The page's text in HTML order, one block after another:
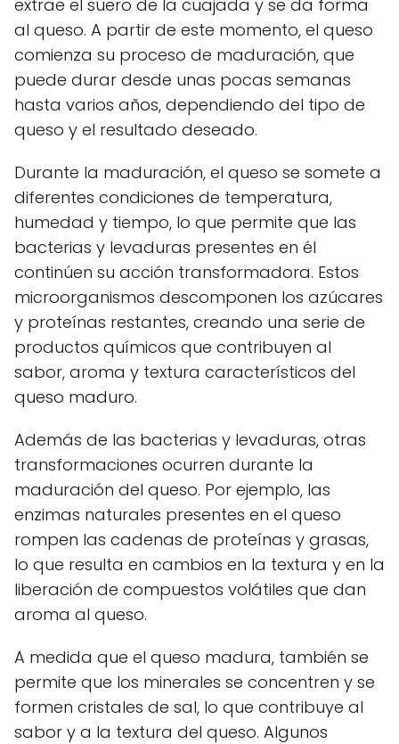
extrae el suero de la cuajada y se da forma
al queso. A partir de este momento, el queso
comienza su proceso de maduración, que
puede durar desde unas pocas semanas
hasta varios años, dependiendo del tipo de
queso y el resultado deseado.
Durante la maduración, el queso se somete a
diferentes condiciones de temperatura,
humedad y tiempo, lo que permite que las
bacterias y levaduras presentes en él
continúen su acción transformadora. Estos
microorganismos descomponen los azúcares
y proteínas restantes, creando una serie de
productos químicos que contribuyen al
sabor, aroma y textura característicos del
queso maduro.
Además de las bacterias y levaduras, otras
transformaciones ocurren durante la
maduración del queso. Por ejemplo, las
enzimas naturales presentes en el queso
rompen las cadenas de proteínas y grasas,
lo que resulta en cambios en la textura y en la
liberación de compuestos volátiles que dan
aroma al queso.
A medida que el queso madura, también se
permite que los minerales se concentren y se
formen cristales de sal, lo que contribuye al
sabor y a la textura del queso. Algunos